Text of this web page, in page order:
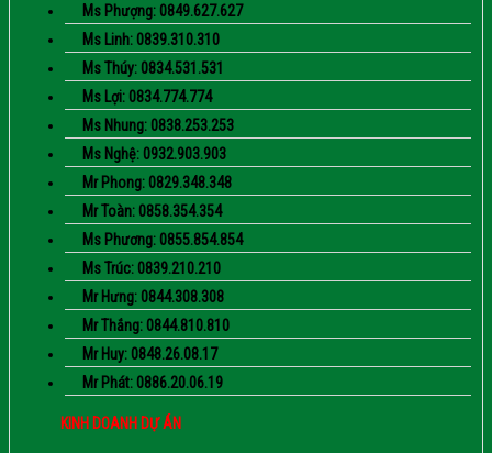
Ms Phượng: 0849.627.627
Ms Linh: 0839.310.310
Ms Thúy: 0834.531.531
Ms Lợi: 0834.774.774
Ms Nhung: 0838.253.253
Ms Nghệ: 0932.903.903
Mr Phong: 0829.348.348
Mr Toàn: 0858.354.354
Ms Phương: 0855.854.854
Ms Trúc: 0839.210.210
Mr Hưng: 0844.308.308
Mr Thắng: 0844.810.810
Mr Huy: 0848.26.08.17
Mr Phát: 0886.20.06.19
KINH DOANH DỰ ÁN